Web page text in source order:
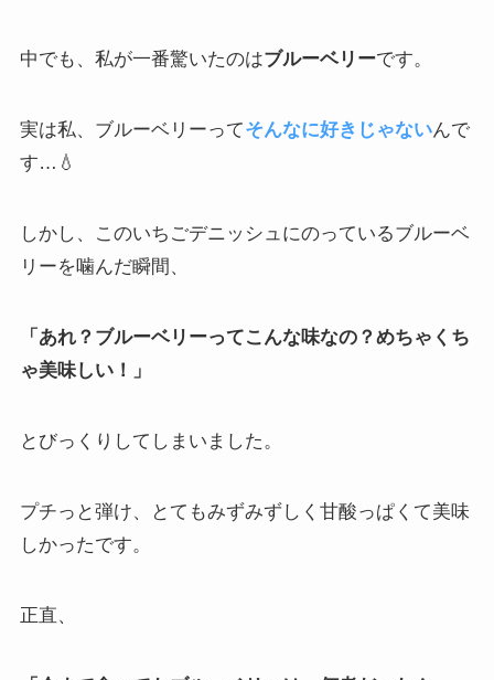
中でも、私が一番驚いたのはブルーベリーです。
実は私、ブルーベリーってそんなに好きじゃないんで
す…💧
しかし、このいちごデニッシュにのっているブルーベ
リーを噛んだ瞬間、
「あれ？ブルーベリーってこんな味なの？めちゃくち
ゃ美味しい！」
とびっくりしてしまいました。
プチっと弾け、とてもみずみずしく甘酸っぱくて美味
しかったです。
正直、